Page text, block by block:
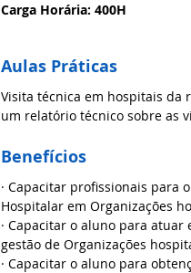
Carga Horária: 400H
Aulas Práticas
Visita técnica em hospitais
um relatório técnico sobre as
Benefícios
· Capacitar profissionais para
Hospitalar em Organizações
· Capacitar o aluno para
gestão de Organizações
· Capacitar o aluno para